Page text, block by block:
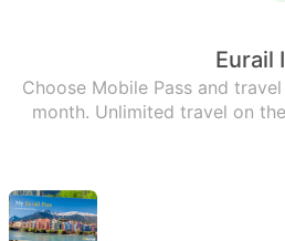
Eurail
Choose Mobile Pass and
month. Unlimited travel on